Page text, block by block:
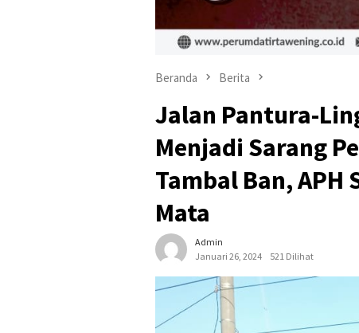
Beranda Berita
Jalan Pantura-
Menjadi Sarang
Tambal Ban,
Mata
Admin
Januari 26, 2024
521 Dilihat